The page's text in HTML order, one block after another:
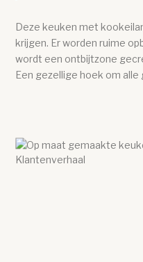
Deze keuken met
krijgen. Er worden ruime
wordt een ontbijtzone
Een gezellige hoek om